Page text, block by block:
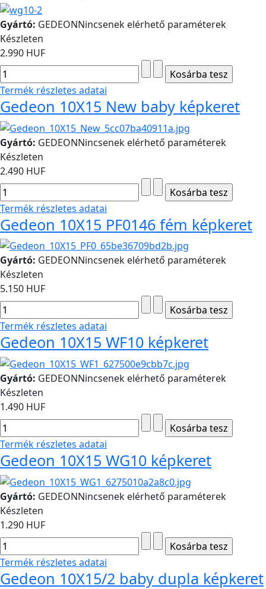
Gyártó: GEDEONNincsenek elérhető paraméterek
Készleten
2.990 HUF
Termék részletes adatai
Gedeon 10X15 New baby képkeret
Gyártó: GEDEONNincsenek elérhető paraméterek
Készleten
2.490 HUF
Termék részletes adatai
Gedeon 10X15 PF0146 fém képkeret
Gyártó: GEDEONNincsenek elérhető paraméterek
Készleten
5.150 HUF
Termék részletes adatai
Gedeon 10X15 WF10 képkeret
Gyártó: GEDEONNincsenek elérhető paraméterek
Készleten
1.490 HUF
Termék részletes adatai
Gedeon 10X15 WG10 képkeret
Gyártó: GEDEONNincsenek elérhető paraméterek
Készleten
1.290 HUF
Termék részletes adatai
Gedeon 10X15/2 baby dupla képkeret